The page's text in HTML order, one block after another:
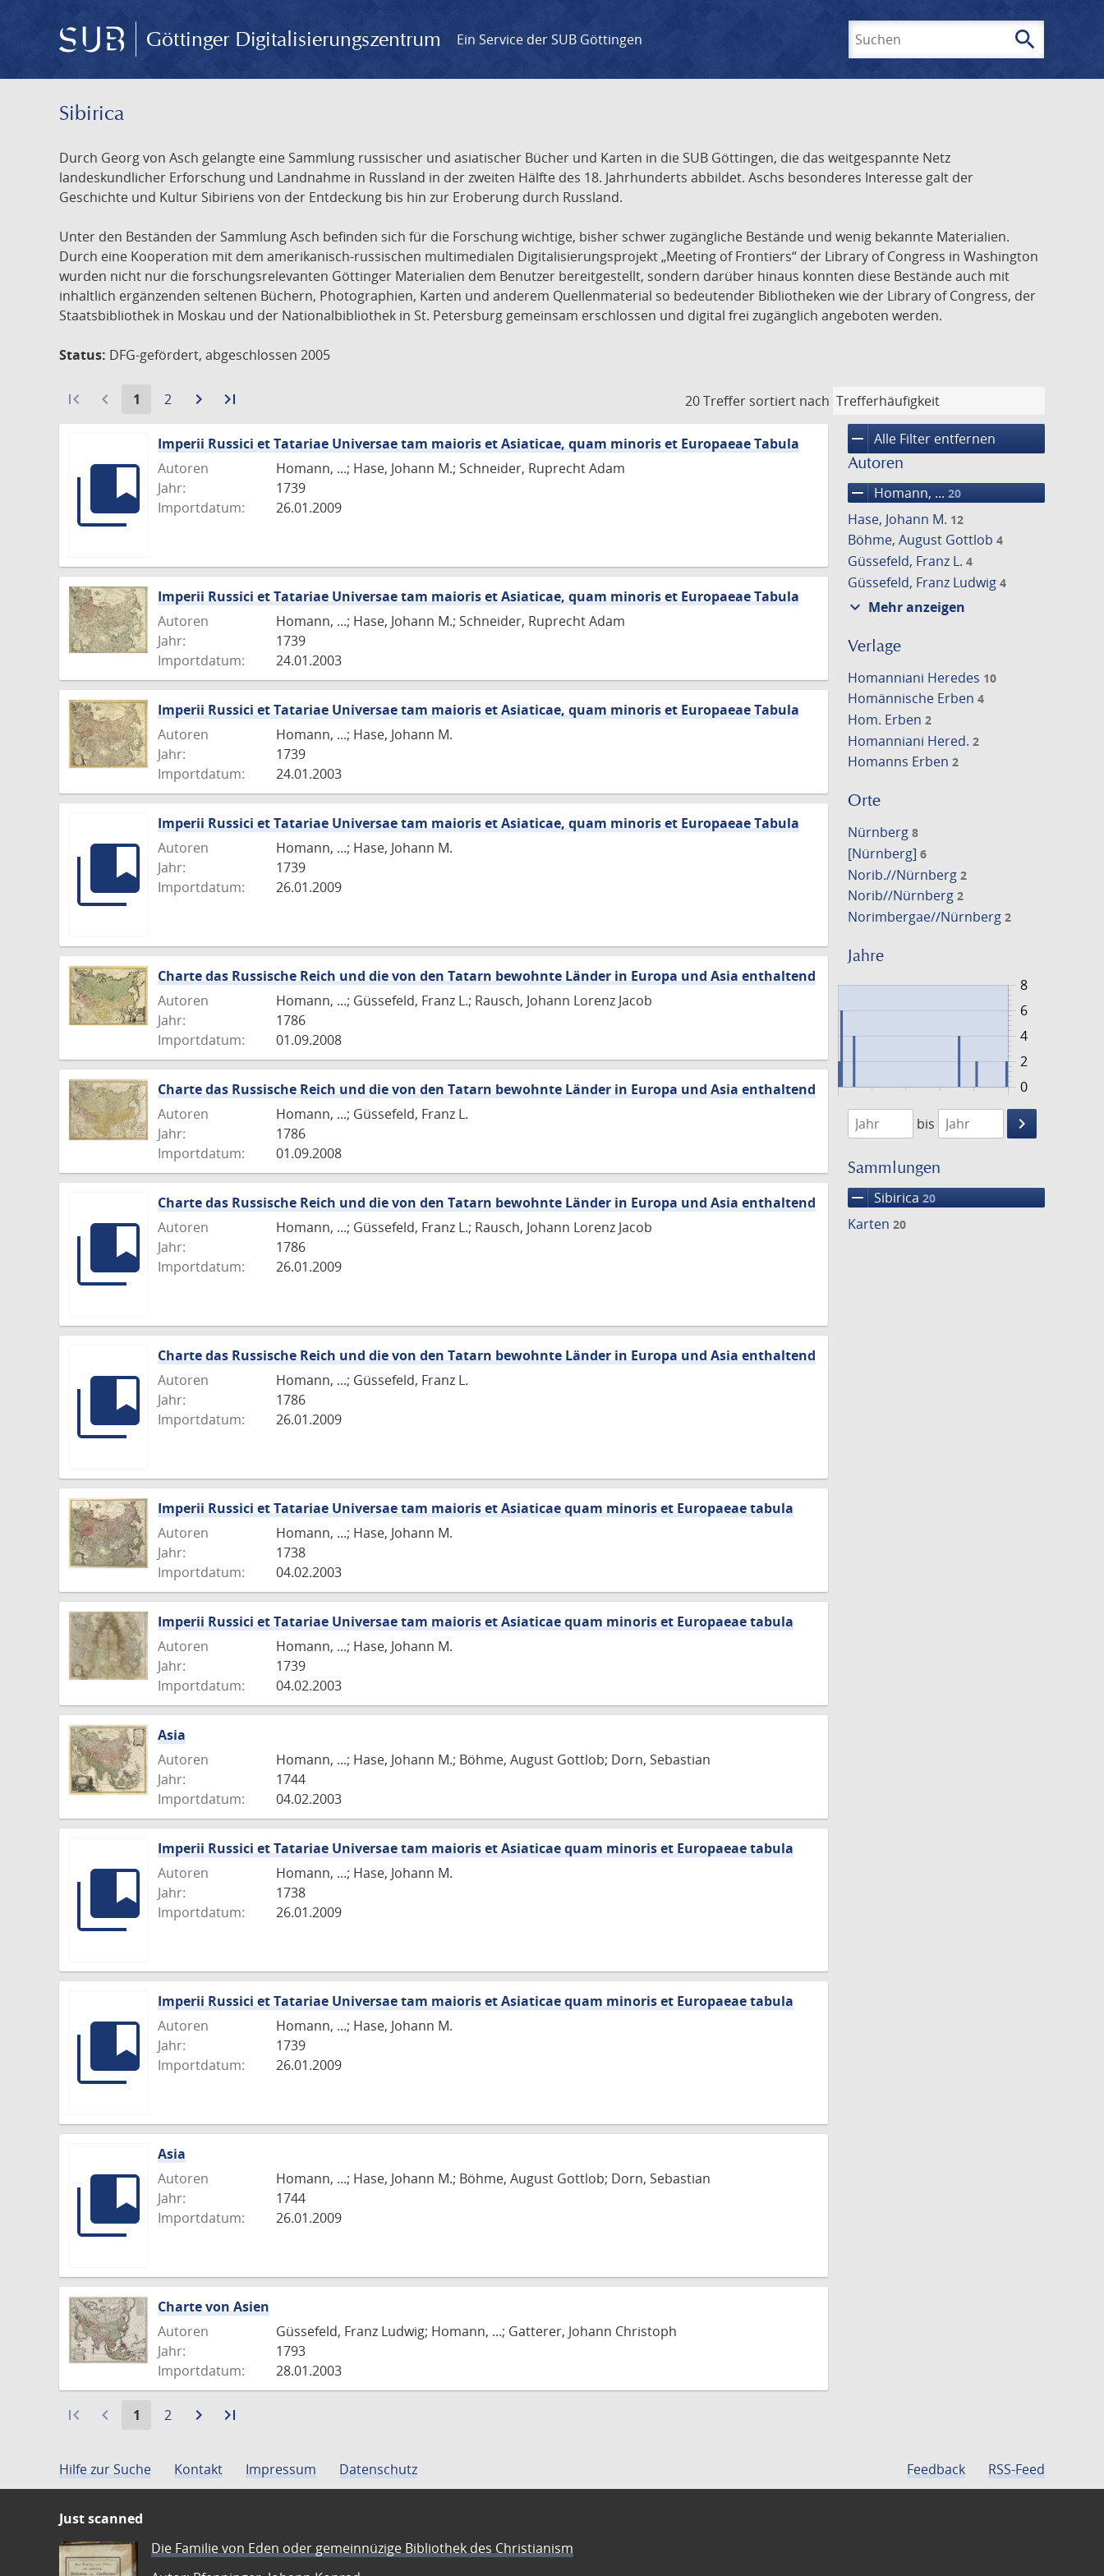
Göttinger Digitalisierungszentrum Ein Service der SUB Göttingen search
Sibirica
Durch Georg von Asch gelangte eine Sammlung russischer und asiatischer Bücher und Karten in die SUB Göttingen, die das weitgespannte Netz
landeskundlicher Erforschung und Landnahme in Russland in der zweiten Hälfte des 18. Jahrhunderts abbildet. Aschs besonderes Interesse galt der
Geschichte und Kultur Sibiriens von der Entdeckung bis hin zur Eroberung durch Russland.
Unter den Beständen der Sammlung Asch befinden sich für die Forschung wichtige, bisher schwer zugängliche Bestände und wenig bekannte Materialien.
Durch eine Kooperation mit dem amerikanisch-russischen multimedialen Digitalisierungsprojekt „Meeting of Frontiers“ der Library of Congress in Washington
wurden nicht nur die forschungsrelevanten Göttinger Materialien dem Benutzer bereitgestellt, sondern darüber hinaus konnten diese Bestände auch mit
inhaltlich ergänzenden seltenen Büchern, Photographien, Karten und anderem Quellenmaterial so bedeutender Bibliotheken wie der Library of Congress, der
Staatsbibliothek in Moskau und der Nationalbibliothek in St. Petersburg gemeinsam erschlossen und digital frei zugänglich angeboten werden.
Status: DFG-gefördert, abgeschlossen 2005
20 Treffer sortiert nach
first_page navigate_before
Aktuelle
1
Gehe
Seite
2 navigate_next
Zur
Seite
last_page
Seite
remove Alle Filter entfernen
Autoren
remove Homann, ... 20
Hase, Johann M. 12
Böhme, August Gottlob 4
Güssefeld, Franz L. 4
Güssefeld, Franz Ludwig 4
expand_more Mehr anzeigen
Verlage
Homanniani Heredes 10
Homännische Erben 4
Hom. Erben 2
Homanniani Hered. 2
Homanns Erben 2
Orte
Nürnberg 8
[Nürnberg] 6
Norib.//Nürnberg 2
Norib//Nürnberg 2
Norimbergae//Nürnberg 2
Jahre
0
8
2
4
6
1738
1806
bis
keyboard_arrow_right
Suche
Sammlungen
remove Sibirica 20
Karten 20
Imperii Russici et Tatariae Universae tam maioris et Asiaticae, quam minoris et Europaeae Tabula
Autoren
Homann, ...; Hase, Johann M.; Schneider, Ruprecht Adam
Jahr:
1739
Importdatum:
26.01.2009
Imperii Russici et Tatariae Universae tam maioris et Asiaticae, quam minoris et Europaeae Tabula
Autoren
Homann, ...; Hase, Johann M.; Schneider, Ruprecht Adam
Jahr:
1739
Importdatum:
24.01.2003
Imperii Russici et Tatariae Universae tam maioris et Asiaticae, quam minoris et Europaeae Tabula
Autoren
Homann, ...; Hase, Johann M.
Jahr:
1739
Importdatum:
24.01.2003
Imperii Russici et Tatariae Universae tam maioris et Asiaticae, quam minoris et Europaeae Tabula
Autoren
Homann, ...; Hase, Johann M.
Jahr:
1739
Importdatum:
26.01.2009
Charte das Russische Reich und die von den Tatarn bewohnte Länder in Europa und Asia enthaltend
Autoren
Homann, ...; Güssefeld, Franz L.; Rausch, Johann Lorenz Jacob
Jahr:
1786
Importdatum:
01.09.2008
Charte das Russische Reich und die von den Tatarn bewohnte Länder in Europa und Asia enthaltend
Autoren
Homann, ...; Güssefeld, Franz L.
Jahr:
1786
Importdatum:
01.09.2008
Charte das Russische Reich und die von den Tatarn bewohnte Länder in Europa und Asia enthaltend
Autoren
Homann, ...; Güssefeld, Franz L.; Rausch, Johann Lorenz Jacob
Jahr:
1786
Importdatum:
26.01.2009
Charte das Russische Reich und die von den Tatarn bewohnte Länder in Europa und Asia enthaltend
Autoren
Homann, ...; Güssefeld, Franz L.
Jahr:
1786
Importdatum:
26.01.2009
Imperii Russici et Tatariae Universae tam maioris et Asiaticae quam minoris et Europaeae tabula
Autoren
Homann, ...; Hase, Johann M.
Jahr:
1738
Importdatum:
04.02.2003
Imperii Russici et Tatariae Universae tam maioris et Asiaticae quam minoris et Europaeae tabula
Autoren
Homann, ...; Hase, Johann M.
Jahr:
1739
Importdatum:
04.02.2003
Asia
Autoren
Homann, ...; Hase, Johann M.; Böhme, August Gottlob; Dorn, Sebastian
Jahr:
1744
Importdatum:
04.02.2003
Imperii Russici et Tatariae Universae tam maioris et Asiaticae quam minoris et Europaeae tabula
Autoren
Homann, ...; Hase, Johann M.
Jahr:
1738
Importdatum:
26.01.2009
Imperii Russici et Tatariae Universae tam maioris et Asiaticae quam minoris et Europaeae tabula
Autoren
Homann, ...; Hase, Johann M.
Jahr:
1739
Importdatum:
26.01.2009
Asia
Autoren
Homann, ...; Hase, Johann M.; Böhme, August Gottlob; Dorn, Sebastian
Jahr:
1744
Importdatum:
26.01.2009
Charte von Asien
Autoren
Güssefeld, Franz Ludwig; Homann, ...; Gatterer, Johann Christoph
Jahr:
1793
Importdatum:
28.01.2003
first_page navigate_before
Aktuelle
1
Gehe
2 navigate_next
Zurlast_page
Hilfe zur Suche
Kontakt Impressum Datenschutz Feedback RSS-Feed
Just scanned
Die Familie von Eden oder gemeinnüzige Bibliothek des Christianism